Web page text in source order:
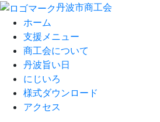
丹波市商工会
ホーム
支援メニュー
商工会について
丹波旨い日
にじいろ
様式ダウンロード
アクセス